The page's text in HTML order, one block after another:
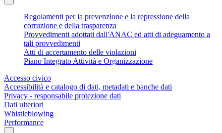
Regolamenti per la prevenzione e la repressione della
corruzione e della trasparenza
Provvedimenti adottati dall'ANAC ed atti di adeguamento a
tali provvedimenti
Atti di accertamento delle violazioni
Piano Integrato Attività e Organizzazione
Accesso civico
Accessibilità e catalogo di dati, metadati e banche dati
Privacy - responsabile protezione dati
Dati ulteriori
Whistleblowing
Performance